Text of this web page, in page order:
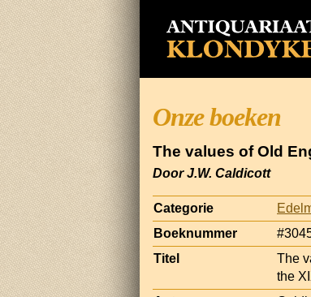
Onze boeken
The values of Old
Door J.W. Caldicott
Categorie
Boeknummer
Titel
The
the